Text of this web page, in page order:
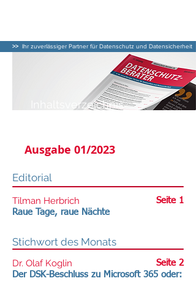
>> Ihr zuverlässiger Partner für Datenschutz und Datensicherheit
Inhaltsverzeichnis
Ausgabe 01/2023
Editorial
Tilman Herbrich
Seite 1
Raue Tage, raue Nächte
Stichwort des Monats
Dr. Olaf Koglin
Seite 2
Der DSK-Beschluss zu Microsoft 365 oder: